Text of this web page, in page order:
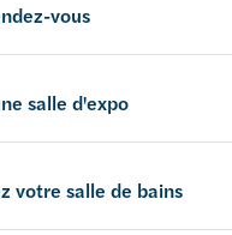
vous
salle d'expo
votre salle de bains